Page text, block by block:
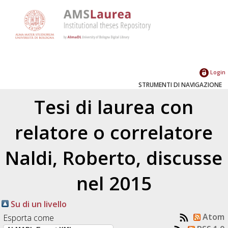
Login
STRUMENTI DI NAVIGAZIONE
Tesi di laurea con
relatore o correlatore
Naldi, Roberto, discusse
nel 2015
Su di un livello
Esporta come
Atom